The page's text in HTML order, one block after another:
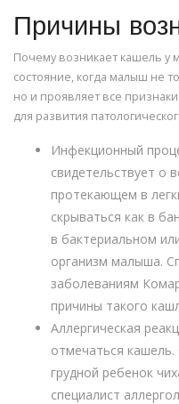
Причины
Почему возникает кашель у
состояние, когда малыш не
но и проявляет все
для развития
Инфекционный
свидетельствует о
протекающем в
скрываться как в
в бактериальном
организм малыша.
заболеваниям
причины такого
Аллергическая
отмечаться
грудной ребенок
специалист